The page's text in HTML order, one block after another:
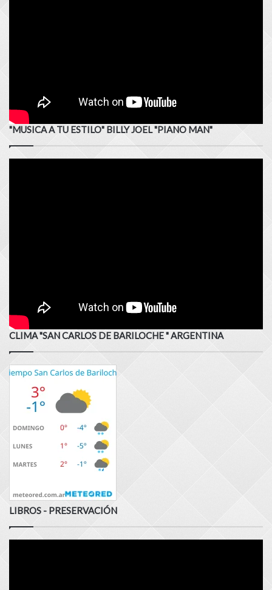
"MUSICA A TU ESTILO" BILLY JOEL "PIANO MAN"
CLIMA "SAN CARLOS DE BARILOCHE " ARGENTINA
LIBROS - PRESERVACIÓN